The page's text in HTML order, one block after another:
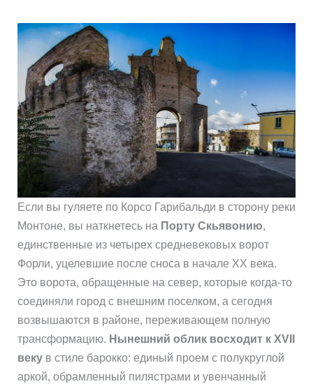
Если вы гуляете по Корсо Гарибальди в сторону реки
Монтоне, вы наткнетесь на Порту Скьявонию,
единственные из четырех средневековых ворот
Форли, уцелевшие после сноса в начале XX века.
Это ворота, обращенные на север, которые когда-то
соединяли город с внешним поселком, а сегодня
возвышаются в районе, переживающем полную
трансформацию. Нынешний облик восходит к XVII
векув стиле барокко: единый проем с полукруглой
аркой, обрамленный пилястрами и увенчанный